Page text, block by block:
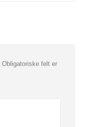
Obligatoriske felt er